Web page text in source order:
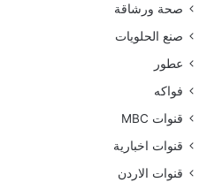
صحة ورشاقة
صنع الحلويات
عطور
فواكه
قنوات MBC
قنوات اخبارية
قنوات الاردن